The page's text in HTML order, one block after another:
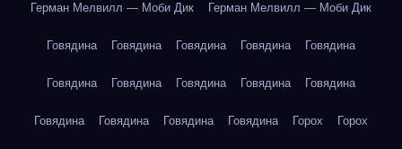
Герман Мелвилл — Моби Дик Герман Мелвилл — Моби Дик
Говядина Говядина Говядина Говядина Говядина
Говядина Говядина Говядина Говядина Говядина
Говядина Говядина Говядина Говядина Горох Горох